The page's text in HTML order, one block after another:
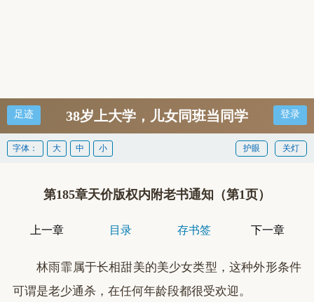
足迹 38岁上大学，儿女同班当同学 登录
关灯
护眼
字体： 大 中 小
第185章天价版权内附老书通知（第1页）
上一章 目录 存书签 下一章
林雨霏属于长相甜美的美少女类型，这种外形条件
可谓是老少通杀，在任何年龄段都很受欢迎。